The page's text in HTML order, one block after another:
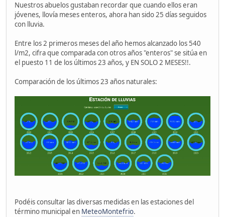
Nuestros abuelos gustaban recordar que cuando ellos eran
jóvenes, llovía meses enteros, ahora han sido 25 días seguidos
con lluvia.
Entre los 2 primeros meses del año hemos alcanzado los 540
l/m2, cifra que comparada con otros años "enteros" se sitúa en
el puesto 11 de los últimos 23 años, y EN SOLO 2 MESES!!.
Comparación de los últimos 23 años naturales:
Podéis consultar las diversas medidas en las estaciones del
término municipal en MeteoMontefrio.